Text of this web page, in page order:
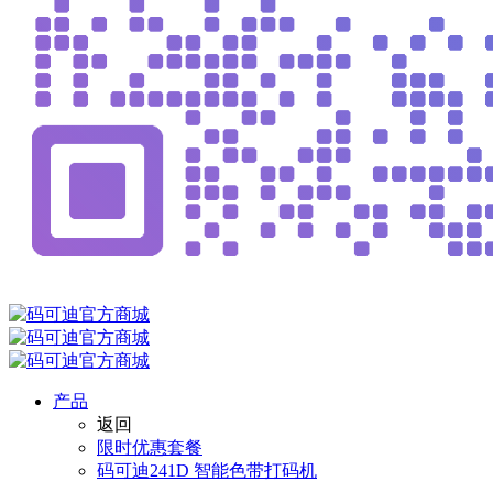
产品
返回
限时优惠套餐
码可迪241D 智能色带打码机